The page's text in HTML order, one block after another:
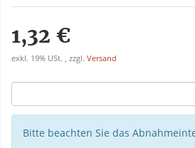
1,32 €
exkl. 19% USt. , zzgl. Versand
Bitte beachten Sie das